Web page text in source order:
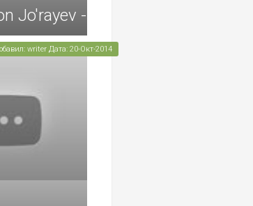
Jo'rayev -
writer Дата: 20-Окт-2014